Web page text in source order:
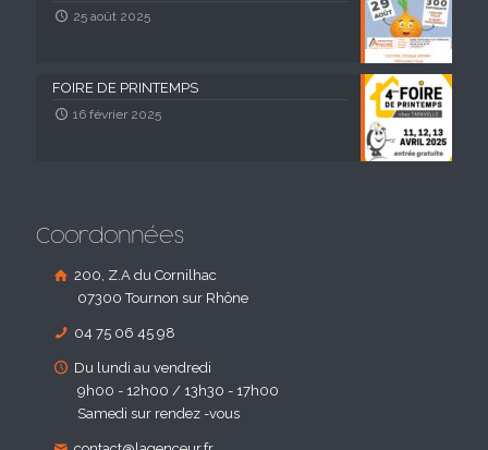
25 août 2025
FOIRE DE PRINTEMPS
16 février 2025
Coordonnées
200, Z.A du Cornilhac
07300 Tournon sur Rhône
04 75 06 45 98
Du lundi au vendredi
9h00 - 12h00 / 13h30 - 17h00
Samedi sur rendez -vous